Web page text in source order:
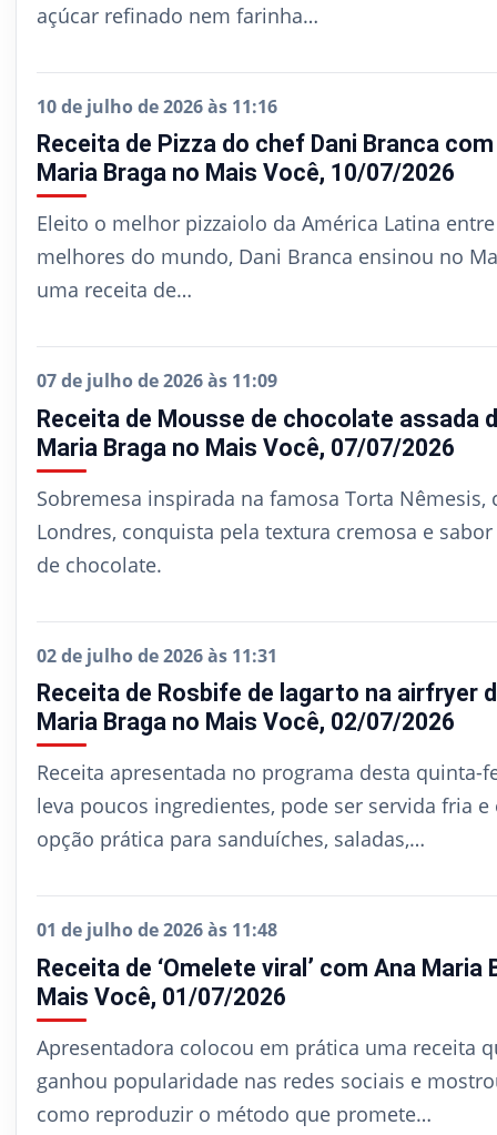
açúcar refinado nem farinha…
10 de julho de 2026 às 11:16
Receita de Pizza do chef Dani Branca
Maria Braga no Mais Você, 10/07/2026
Eleito o melhor pizzaiolo da América Latina
melhores do mundo, Dani Branca ensinou no
uma receita de…
07 de julho de 2026 às 11:09
Receita de Mousse de chocolate assada
Maria Braga no Mais Você, 07/07/2026
Sobremesa inspirada na famosa Torta Nêmesis,
Londres, conquista pela textura cremosa e
de chocolate.
02 de julho de 2026 às 11:31
Receita de Rosbife de lagarto na airfryer
Maria Braga no Mais Você, 02/07/2026
Receita apresentada no programa desta quinta-
leva poucos ingredientes, pode ser servida fria e
opção prática para sanduíches, saladas,…
01 de julho de 2026 às 11:48
Receita de ‘Omelete viral’ com Ana Maria
Mais Você, 01/07/2026
Apresentadora colocou em prática uma receita
ganhou popularidade nas redes sociais e
como reproduzir o método que promete…